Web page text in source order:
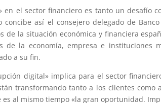
en el sector financiero es tanto un desafío
concibe así el consejero delegado de
de la situación económica y financiera
de la economía, empresa e instituciones
a su fin.
digital» implica para el sector
transformando tanto a los clientes como
al mismo tiempo «la gran oportunidad.